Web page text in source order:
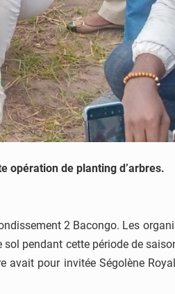
opération de planting d’arbres.
2 Bacongo. Les
pendant cette période de
avait pour invitée Ségolène